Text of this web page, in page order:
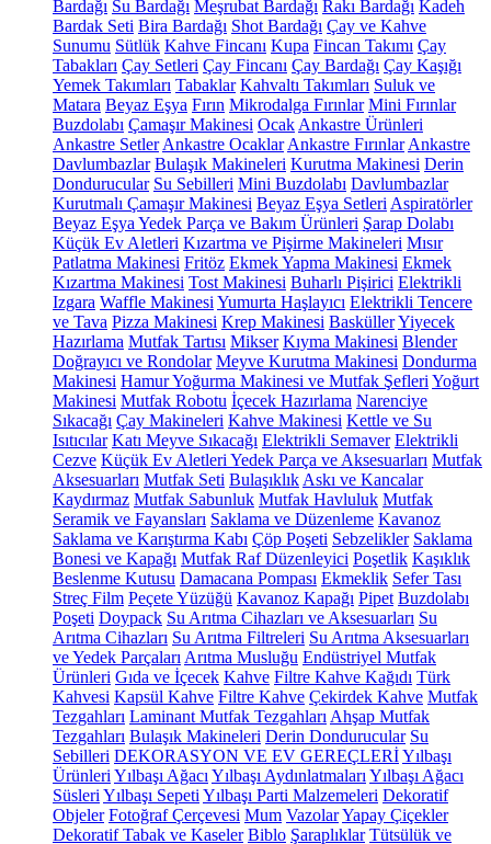
Bardağı Su Bardağı Meşrubat Bardağı Rakı Bardağı Kadeh
Bardak Seti Bira Bardağı Shot Bardağı Çay ve Kahve
Sunumu Sütlük Kahve Fincanı Kupa Fincan Takımı Çay
Tabakları Çay Setleri Çay Fincanı Çay Bardağı Çay Kaşığı
Yemek Takımları Tabaklar Kahvaltı Takımları Suluk ve
Matara Beyaz Eşya Fırın Mikrodalga Fırınlar Mini Fırınlar
Buzdolabı Çamaşır Makinesi Ocak Ankastre Ürünleri
Ankastre Setler Ankastre Ocaklar Ankastre Fırınlar Ankastre
Davlumbazlar Bulaşık Makineleri Kurutma Makinesi Derin
Dondurucular Su Sebilleri Mini Buzdolabı Davlumbazlar
Kurutmalı Çamaşır Makinesi Beyaz Eşya Setleri Aspiratörler
Beyaz Eşya Yedek Parça ve Bakım Ürünleri Şarap Dolabı
Küçük Ev Aletleri Kızartma ve Pişirme Makineleri Mısır
Patlatma Makinesi Fritöz Ekmek Yapma Makinesi Ekmek
Kızartma Makinesi Tost Makinesi Buharlı Pişirici Elektrikli
Izgara Waffle Makinesi Yumurta Haşlayıcı Elektrikli Tencere
ve Tava Pizza Makinesi Krep Makinesi BasküllerYiyecek
Hazırlama Mutfak Tartısı Mikser Kıyma Makinesi Blender
Doğrayıcı ve Rondolar Meyve Kurutma Makinesi Dondurma
Makinesi Hamur Yoğurma Makinesi ve Mutfak Şefleri Yoğurt
Makinesi Mutfak Robotu İçecek Hazırlama Narenciye
Sıkacağı Çay Makineleri Kahve Makinesi Kettle ve Su
Isıtıcılar Katı Meyve Sıkacağı Elektrikli Semaver Elektrikli
Cezve Küçük Ev Aletleri Yedek Parça ve Aksesuarları Mutfak
Aksesuarları Mutfak Seti Bulaşıklık Askı ve Kancalar
Kaydırmaz Mutfak Sabunluk Mutfak Havluluk Mutfak
Seramik ve Fayansları Saklama ve Düzenleme Kavanoz
Saklama ve Karıştırma Kabı Çöp Poşeti Sebzelikler Saklama
Bonesi ve Kapağı Mutfak Raf Düzenleyici Poşetlik Kaşıklık
Beslenme Kutusu Damacana Pompası Ekmeklik Sefer Tası
Streç Film Peçete Yüzüğü Kavanoz Kapağı Pipet Buzdolabı
Poşeti Doypack Su Arıtma Cihazları ve Aksesuarları Su
Arıtma Cihazları Su Arıtma Filtreleri Su Arıtma Aksesuarları
ve Yedek Parçaları Arıtma Musluğu Endüstriyel Mutfak
Ürünleri Gıda ve İçecek Kahve Filtre Kahve Kağıdı Türk
Kahvesi Kapsül Kahve Filtre Kahve Çekirdek Kahve Mutfak
Tezgahları Laminant Mutfak Tezgahları Ahşap Mutfak
Tezgahları Bulaşık Makineleri Derin Dondurucular Su
Sebilleri DEKORASYON VE EV GEREÇLERİYılbaşı
Ürünleri Yılbaşı Ağacı Yılbaşı Aydınlatmaları Yılbaşı Ağacı
Süsleri Yılbaşı Sepeti Yılbaşı Parti Malzemeleri Dekoratif
Objeler Fotoğraf Çerçevesi Mum VazolarYapay Çiçekler
Dekoratif Tabak ve Kaseler Biblo Şaraplıklar Tütsülük ve